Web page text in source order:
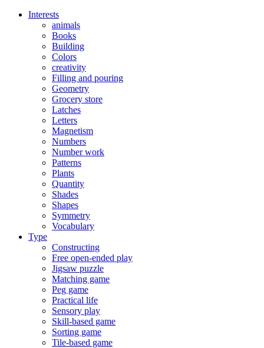
Interests
animals
Books
Building
Colors
creativity
Filling and pouring
Geometry
Grocery store
Latches
Letters
Magnetism
Numbers
Number work
Patterns
Plants
Quantity
Shades
Shapes
Symmetry
Vocabulary
Type
Constructing
Free open-ended play
Jigsaw puzzle
Matching game
Peg game
Practical life
Sensory play
Skill-based game
Sorting game
Tile-based game